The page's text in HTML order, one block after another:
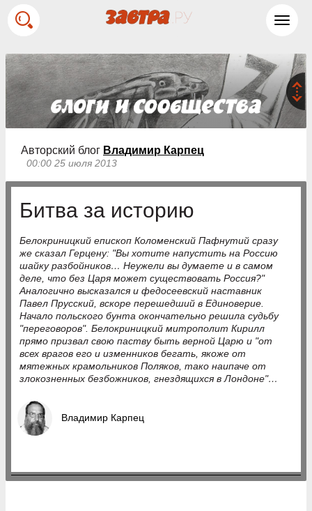
Авторский блог Владимир Карпец
00:00 25 июля 2013
Битва за историю
Белокриницкий епископ Коломенский Пафнутий сразу
же сказал Герцену: "Вы хотите напустить на Россию
шайку разбойников… Неужели вы думаете и в самом
деле, что без Царя может существовать Россия?"
Аналогично высказался и федосеевский наставник
Павел Прусский, вскоре перешедший в Единоверие.
Начало польского бунта окончательно решила судьбу
"переговоров". Белокриницкий митрополит Кирилл
прямо призвал свою паству быть верной Царю и "от
всех врагов его и изменников бегать, якоже от
мятежных крамольников Поляков, тако наипаче от
злокозненных безбожников, гнездящихся в Лондоне"…
Владимир Карпец